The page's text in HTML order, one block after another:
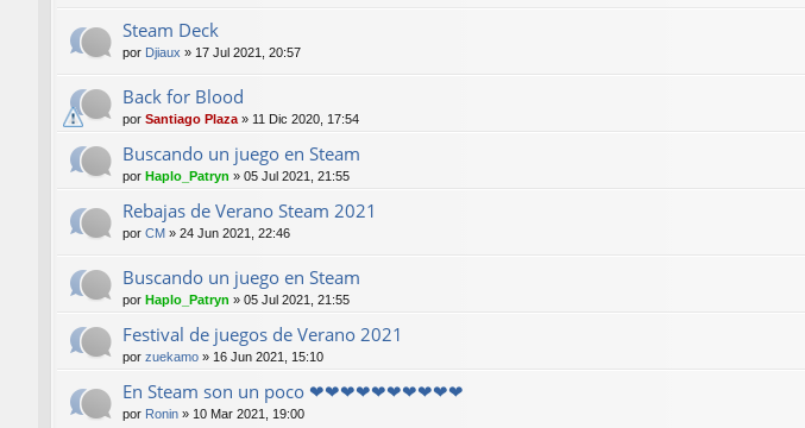
Steam Deck
por Djiaux » 17 Jul 2021, 20:57
Back for Blood
por Santiago Plaza » 11 Dic 2020, 17:54
Buscando un juego en Steam
por Haplo_Patryn » 05 Jul 2021, 21:55
Rebajas de Verano Steam 2021
por CM » 24 Jun 2021, 22:46
Buscando un juego en Steam
por Haplo_Patryn » 05 Jul 2021, 21:55
Festival de juegos de Verano 2021
por zuekamo » 16 Jun 2021, 15:10
En Steam son un poco ❤❤❤❤❤❤❤❤❤❤
por Ronin » 10 Mar 2021, 19:00